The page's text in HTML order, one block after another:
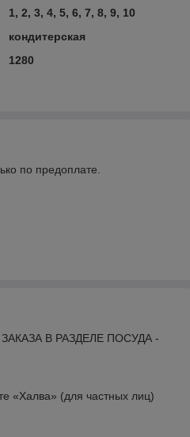
1, 2, 3, 4, 5, 6, 7, 8, 9, 10
кондитерская
1280
по предоплате.
В РАЗДЕЛЕ ПОСУДА -
«Халва» (для частных лиц)